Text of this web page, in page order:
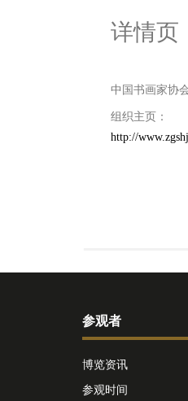
详情页
中国书画家协
组织主页：
http://
参观者
博览资讯
参观时间